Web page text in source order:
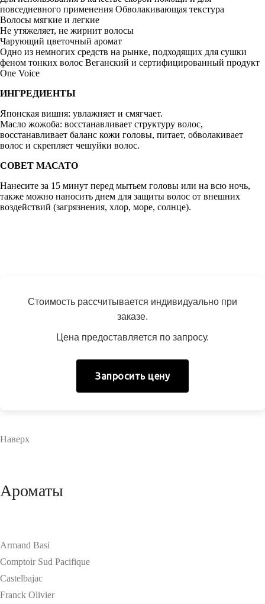
повседневного применения Обволакивающая текстура
Волосы мягкие и легкие
Не утяжеляет, не жирнит волосы
Чарующий цветочный аромат
Одно из немногих средств на рынке, подходящих для сушки
феном тонких волос Веганский и сертифицированный продукт
One Voice
ИНГРЕДИЕНТЫ
Японская вишня: увлажняет и смягчает.
Масло жожоба: восстанавливает структуру волос,
восстанавливает баланс кожи головы, питает, обволакивает
волос и скрепляет чешуйки волос.
СОВЕТ МАСАТО
Нанесите за 15 минут перед мытьем головы или на всю ночь,
также можно наносить днем для защиты волос от внешних
воздействий (загрязнения, хлор, море, солнце).
Стоимость рассчитывается индивидуально при
заказе.
Цена предоставляется по запросу.
Запросить цену
Наверх
Ароматы
Armand Basi
Comptoir Sud Pacifique
Castelbajac
Franck Olivier